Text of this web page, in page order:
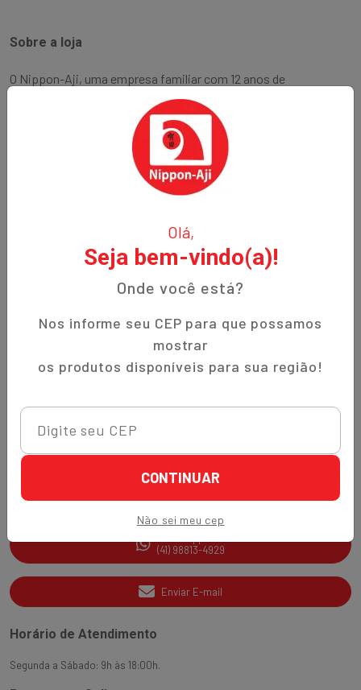
Olá,
Seja bem-vindo(a)!
Onde você está?
Nos informe seu CEP para que possamos
mostrar
os produtos disponíveis para sua região!
CONTINUAR
Não sei meu cep
Sobre a loja
O Nippon-Aji, uma empresa familiar com 12 anos de
experiência, é especializada em produtos orientais e naturais.
Fundada no bairro Bigorrilho em Curitiba, temos o
compromisso de oferecer aos nossos clientes qualidade,
preços justos e um atendimento excepcional. Descubra a
autenticidade e a tradição em cada produto!
Termos de Uso
Política de Privacidade
Trocas e Devoluções
Nippon-Aji App
Ajuda e Suporte
SAC
(41) 3538-2177
(41) 98813-4929
Enviar E-mail
Horário de Atendimento
Segunda a Sábado: 9h às 18:00h.